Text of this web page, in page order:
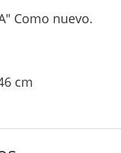
Como nuevo.
cm